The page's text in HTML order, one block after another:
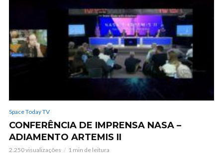
Space Today TV
CONFERÊNCIA DE IMPRENSA NASA –
ADIAMENTO ARTEMIS II
2.250 visualizações 1 min de leitura